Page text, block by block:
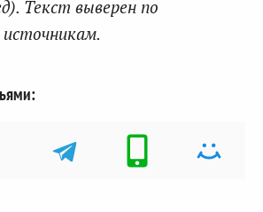
Текст выверен по